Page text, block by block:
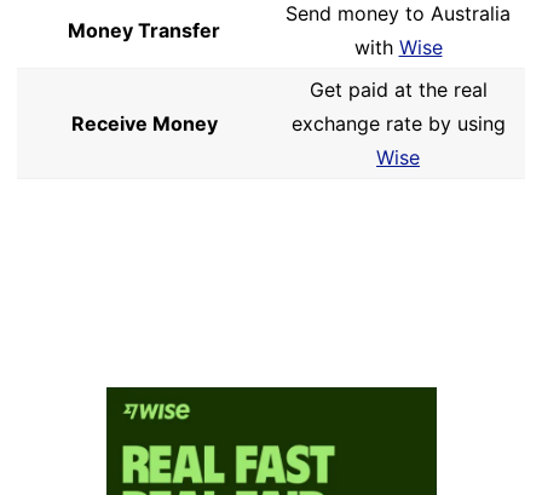
Money Transfer
Send money to Australia
with Wise
Receive Money
Get paid at the real
exchange rate by using
Wise